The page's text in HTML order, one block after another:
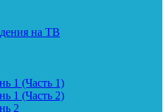
на ТВ
1 (Часть 1)
1 (Часть 2)
2